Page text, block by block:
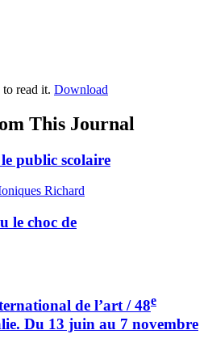
read it. Download
This Journal
public scolaire
Richard
le choc de
de l’art / 48e
Du 13 juin au 7 novembre